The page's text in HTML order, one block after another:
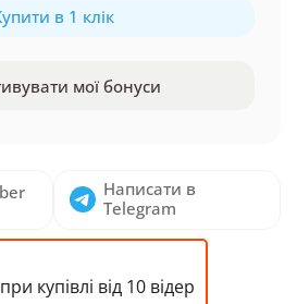
в 1 клік
мої бонуси
Написати в
Telegram
купівлі від 10 відер